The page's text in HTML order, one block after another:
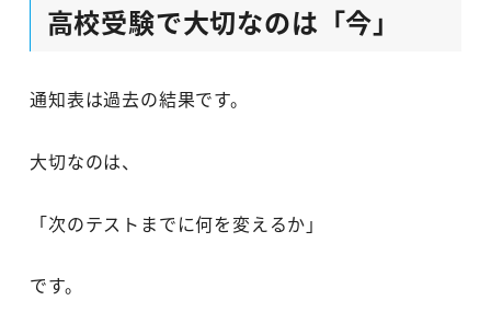
高校受験で大切なのは「今」
通知表は過去の結果です。
大切なのは、
「次のテストまでに何を変えるか」
です。